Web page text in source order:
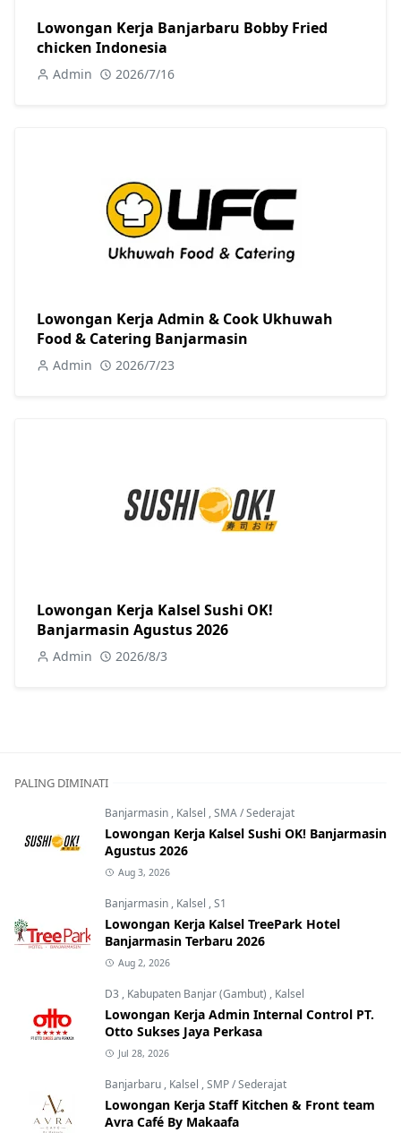
Lowongan Kerja Banjarbaru Bobby Fried
chicken Indonesia
Admin 2026/7/16
Lowongan Kerja Admin & Cook Ukhuwah
Food & Catering Banjarmasin
Admin 2026/7/23
Lowongan Kerja Kalsel Sushi OK!
Banjarmasin Agustus 2026
Admin 2026/8/3
PALING DIMINATI
Banjarmasin , Kalsel ,SMA / Sederajat
Lowongan Kerja Kalsel Sushi OK! Banjarmasin
Agustus 2026
Aug 3, 2026
Banjarmasin , Kalsel ,S1
Lowongan Kerja Kalsel TreePark Hotel
Banjarmasin Terbaru 2026
Aug 2, 2026
D3 , Kabupaten Banjar (Gambut) , Kalsel
Lowongan Kerja Admin Internal Control PT.
Otto Sukses Jaya Perkasa
Jul 28, 2026
Banjarbaru , Kalsel ,SMP / Sederajat
Lowongan Kerja Staff Kitchen & Front team
Avra Café By Makaafa